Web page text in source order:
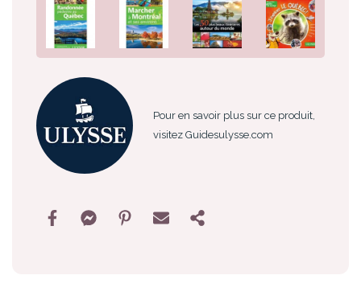
Pour en savoir plus sur ce produit,
visitez Guidesulysse.com